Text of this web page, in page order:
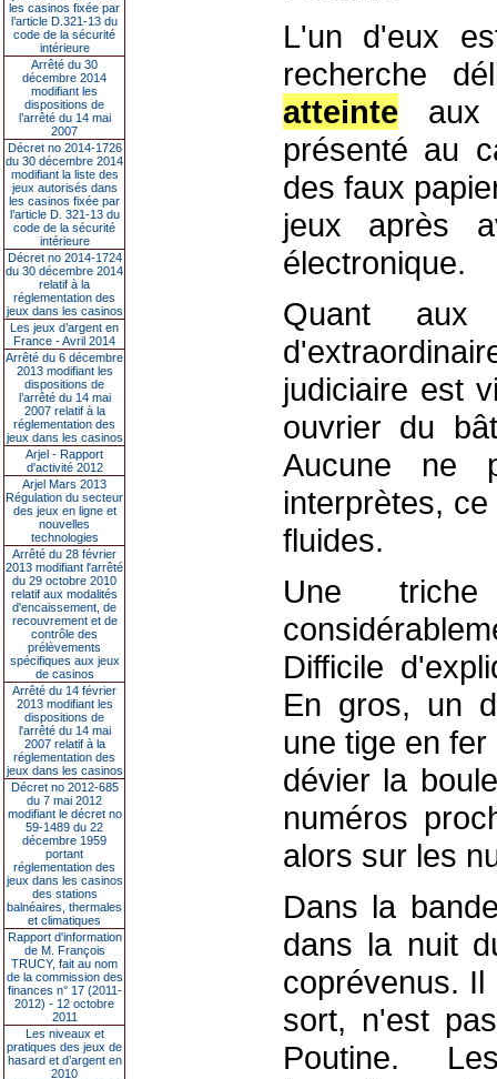
les casinos fixée par
l’article D.321-13 du
code de la sécurité
intérieure
Arrêté du 30
décembre 2014
modifiant les
dispositions de
l’arrêté du 14 mai
2007
Décret no 2014-1726
du 30 décembre 2014
modifiant la liste des
jeux autorisés dans
les casinos fixée par
l’article D. 321-13 du
code de la sécurité
intérieure
Décret no 2014-1724
du 30 décembre 2014
relatif à la
réglementation des
jeux dans les casinos
Les jeux d’argent en
France - Avril 2014
Arrêté du 6 décembre
2013 modifiant les
dispositions de
l’arrêté du 14 mai
2007 relatif à la
réglementation des
jeux dans les casinos
Arjel - Rapport
d'activité 2012
Arjel Mars 2013
Régulation du secteur
des jeux en ligne et
nouvelles
technologies
Arrêté du 28 février
2013 modifiant l'arrêté
du 29 octobre 2010
relatif aux modalités
d'encaissement, de
recouvrement et de
contrôle des
prélèvements
spécifiques aux jeux
de casinos
Arrêté du 14 février
2013 modifiant les
dispositions de
l'arrêté du 14 mai
2007 relatif à la
réglementation des
jeux dans les casinos
Décret no 2012-685
du 7 mai 2012
modifiant le décret no
59-1489 du 22
décembre 1959
portant
réglementation des
jeux dans les casinos
des stations
balnéaires, thermales
et climatiques
Rapport d'information
de M. François
TRUCY, fait au nom
de la commission des
finances n° 17 (2011-
2012) - 12 octobre
2011
Les niveaux et
pratiques des jeux de
hasard et d’argent en
2010
L'un d'eux
recherche
atteinte aux
présenté au
des faux
jeux après
électronique.
Quant
judiciaire est
ouvrier du
Aucune ne
interprètes,
fluides.
Une
Difficile
En gros, un
une tige en
dévier la
numéros
alors sur les
Dans la
dans la nuit
coprévenus.
sort, n'est
Poutine.